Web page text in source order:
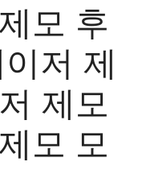
모 후
저 제
제모
모 모